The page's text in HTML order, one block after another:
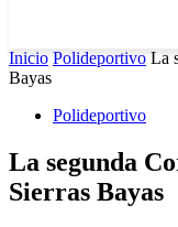
Inicio Polideportivo La
Bayas
Polideportivo
La segunda
Sierras Bayas